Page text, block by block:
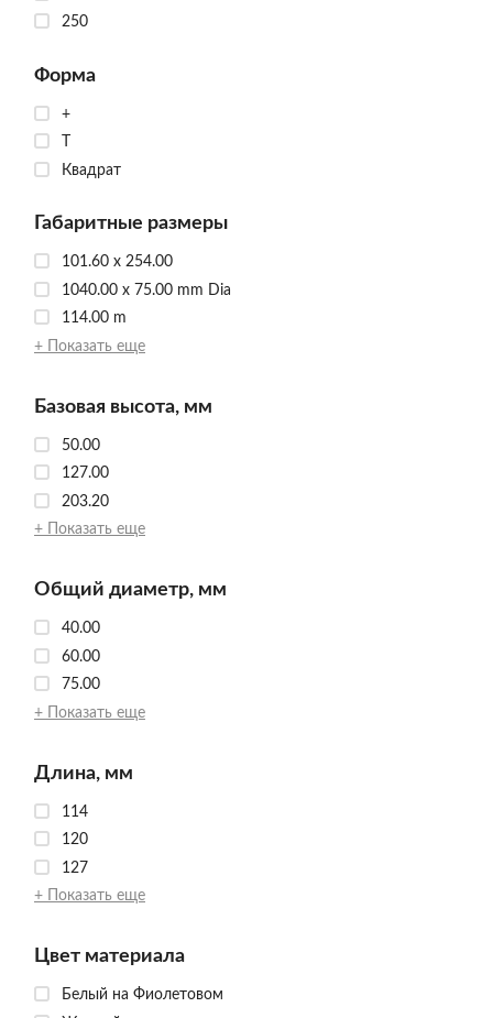
250
Форма
+
Квадрат
Габаритные размеры
101.60 x 254.00
1040.00 x 75.00 mm Dia
114.00 m
+ Показать еще
Базовая высота, мм
50.00
127.00
203.20
+ Показать еще
Общий диаметр, мм
40.00
60.00
75.00
+ Показать еще
Длина, мм
114
120
127
+ Показать еще
Цвет материала
Белый на Фиолетовом